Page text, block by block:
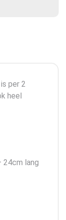
per 2
heel
24cm lang